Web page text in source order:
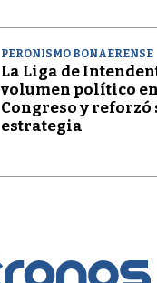
PERONISMO BONAERENSE
La Liga de
volumen político
Congreso y reforzó
estrategia